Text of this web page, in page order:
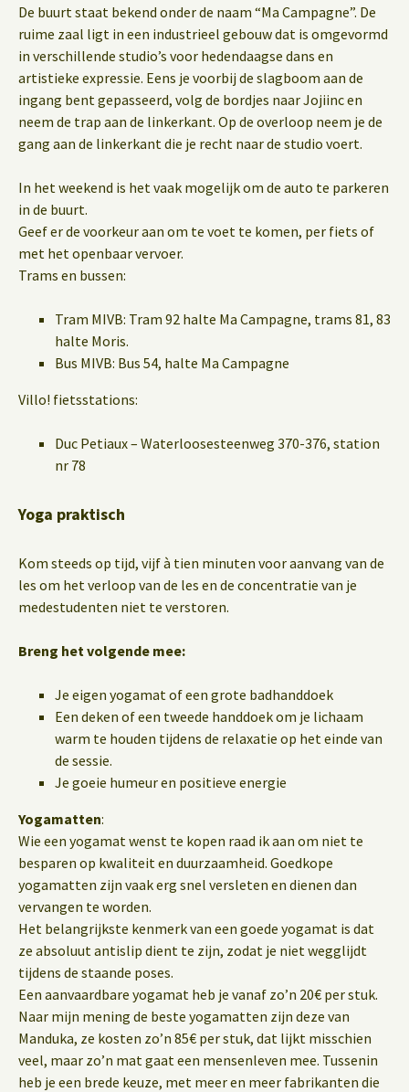
De buurt staat bekend onder de naam “Ma Campagne”. De
ruime zaal ligt in een industrieel gebouw dat is omgevormd
in verschillende studio’s voor hedendaagse dans en
artistieke expressie. Eens je voorbij de slagboom aan de
ingang bent gepasseerd, volg de bordjes naar Jojiinc en
neem de trap aan de linkerkant. Op de overloop neem je de
gang aan de linkerkant die je recht naar de studio voert.
In het weekend is het vaak mogelijk om de auto te parkeren
in de buurt.
Geef er de voorkeur aan om te voet te komen, per fiets of
met het openbaar vervoer.
Trams en bussen:
Tram MIVB: Tram 92 halte Ma Campagne, trams 81, 83
halte Moris.
Bus MIVB: Bus 54, halte Ma Campagne
Villo! fietsstations:
Duc Petiaux – Waterloosesteenweg 370-376, station
nr 78
Yoga praktisch
Kom steeds op tijd, vijf à tien minuten voor aanvang van de
les om het verloop van de les en de concentratie van je
medestudenten niet te verstoren.
Breng het volgende mee:
Je eigen yogamat of een grote badhanddoek
Een deken of een tweede handdoek om je lichaam
warm te houden tijdens de relaxatie op het einde van
de sessie.
Je goeie humeur en positieve energie
Yogamatten:
Wie een yogamat wenst te kopen raad ik aan om niet te
besparen op kwaliteit en duurzaamheid. Goedkope
yogamatten zijn vaak erg snel versleten en dienen dan
vervangen te worden.
Het belangrijkste kenmerk van een goede yogamat is dat
ze absoluut antislip dient te zijn, zodat je niet wegglijdt
tijdens de staande poses.
Een aanvaardbare yogamat heb je vanaf zo’n 20€ per stuk.
Naar mijn mening de beste yogamatten zijn deze van
Manduka, ze kosten zo’n 85€ per stuk, dat lijkt misschien
veel, maar zo’n mat gaat een mensenleven mee. Tussenin
heb je een brede keuze, met meer en meer fabrikanten die